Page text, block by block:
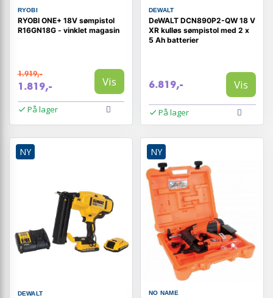
RYOBI
RYOBI ONE+ 18V sømpistol
R16GN18G - vinklet magasin
1.919,-
1.819,- Vis
På lager
DEWALT
DeWALT DCN890P2-QW 18 V
XR kulløs sømpistol med 2 x
5 Ah batterier
6.819,- Vis
På lager
NY
DEWALT
NY
NO NAME